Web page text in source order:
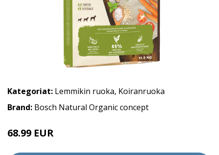
Kategoriat: Lemmikin ruoka, Koiranruoka
Brand: Bosch Natural Organic concept
68.99 EUR